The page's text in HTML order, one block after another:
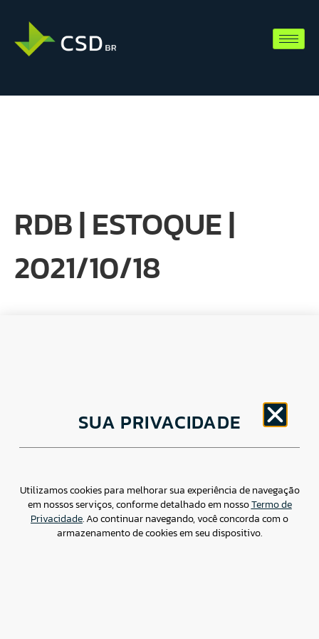
RDB | ESTOQUE |
2021/10/18
Av. Brigadeiro Faria Lima, 1779 – 5oAndar Jardim
Paulistano, São Paulo/ SP – CEP: 01452-914
Assessoria de imprensa: imprensa@csdbr.com
SUA PRIVACIDADE
Utilizamos cookies para melhorar sua experiência de navegação
em nossos serviços, conforme detalhado em nossoTermo de
Privacidade. Ao continuar navegando, você concorda com o
armazenamento de cookies em seu dispositivo.